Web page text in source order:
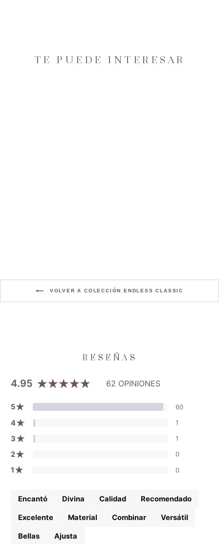
TE PUEDE INTERESAR
VOLVER A COLECCIÓN ENDLESS CLASSIC
4.95 62 OPINIONES
5★ 60
4★ 1
3★ 1
2★ 0
1★ 0
Encantó Divina Calidad Recomendado
Excelente Material Combinar Versátil
Bellas Ajusta